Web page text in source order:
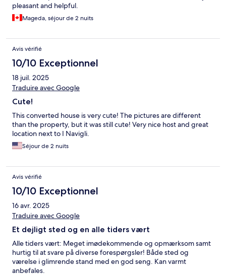
pleasant and helpful.
Mageda, séjour de 2 nuits
Avis vérifié
10/10 Exceptionnel
18 juil. 2025
Traduire avec Google
Cute!
This converted house is very cute! The pictures are different
than the property, but it was still cute! Very nice host and great
location next to I Navigli.
Séjour de 2 nuits
Avis vérifié
10/10 Exceptionnel
16 avr. 2025
Traduire avec Google
Et dejligt sted og en alle tiders vært
Alle tiders vært: Meget imødekommende og opmærksom samt
hurtig til at svare på diverse forespørgsler! Både sted og
værelse i glimrende stand med en god seng. Kan varmt
anbefales.